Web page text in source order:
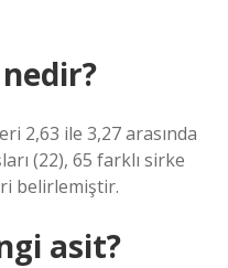
2,63 ile 3,27 arasında
(22), 65 farklı sirke
belirlemiştir.
asit?